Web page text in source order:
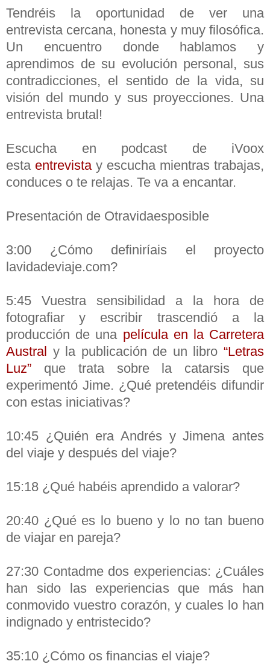
Tendréis la oportunidad de ver una
entrevista cercana, honesta y muy filosófica.
Un encuentro donde hablamos y
aprendimos de su evolución personal, sus
contradicciones, el sentido de la vida, su
visión del mundo y sus proyecciones. Una
entrevista brutal!
Escucha en podcast de iVoox
esta entrevista y escucha mientras trabajas,
conduces o te relajas. Te va a encantar.
Presentación de Otravidaesposible
3:00 ¿Cómo definiríais el proyecto
lavidadeviaje.com?
5:45 Vuestra sensibilidad a la hora de
fotografiar y escribir trascendió a la
producción de una película en la Carretera
Austral y la publicación de un libro “Letras
Luz” que trata sobre la catarsis que
experimentó Jime. ¿Qué pretendéis difundir
con estas iniciativas?
10:45 ¿Quién era Andrés y Jimena antes
del viaje y después del viaje?
15:18 ¿Qué habéis aprendido a valorar?
20:40 ¿Qué es lo bueno y lo no tan bueno
de viajar en pareja?
27:30 Contadme dos experiencias: ¿Cuáles
han sido las experiencias que más han
conmovido vuestro corazón, y cuales lo han
indignado y entristecido?
35:10 ¿Cómo os financias el viaje?